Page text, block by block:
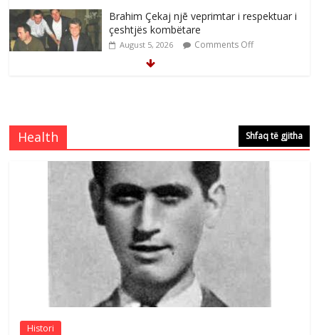
Brahim Çekaj njē veprimtar i respektuar i
çeshtjës kombëtare
August 5, 2026 Comments Off
e invalidëve në Fushë Kosovë
Comments Off
Çlirimtari Agron Gërvalla me takime pune
në atdhe të shoqerisë Levizja
August 3, 2026 Comments Off
Postim me vlera nga artistja e mirëfilltë
Mimoza Gjoni
August 6, 2026 Comments Off
Health Shfaq të gjitha
Histori